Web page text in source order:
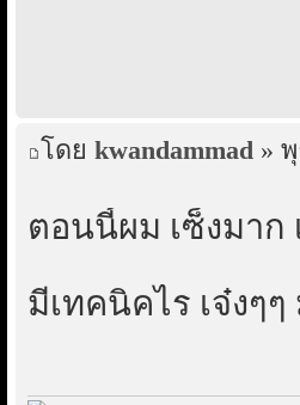
โดย kwandammad »
ตอนนี้ผม เซ็งมาก
มีเทคนิคไร เจ๋งๆ